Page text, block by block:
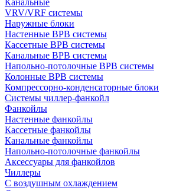
Канальные
VRV/VRF системы
Наружные блоки
Настенные ВРВ системы
Кассетные ВРВ системы
Канальные ВРВ системы
Напольно-потолочные ВРВ системы
Колонные ВРВ системы
Компрессорно-конденсаторные блоки
Системы чиллер-фанкойл
Фанкойлы
Настенные фанкойлы
Кассетные фанкойлы
Канальные фанкойлы
Напольно-потолочные фанкойлы
Аксессуары для фанкойлов
Чиллеры
С воздушным охлаждением